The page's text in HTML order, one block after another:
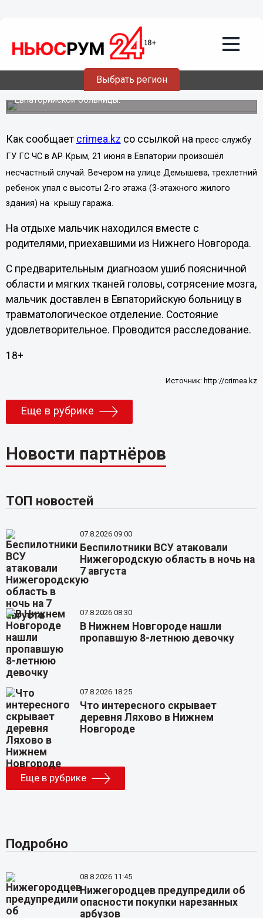
Выбрать регион
Трехлетний нижегородец, отдыхавший
с родителями в Евпатории, выпал из
окна второго этажа
Ребенок доставлен в травматологическое отделение
Евпаторийской больницы.
Как сообщает crimea.kz со ссылкой на пресс-службу
ГУ ГС ЧС в АР Крым, 21 июня в Евпатории произошёл
несчастный случай. Вечером на улице Демышева, трехлетний
ребенок упал с высоты 2-го этажа (3-этажного жилого
здания) на крышу гаража.
На отдыхе мальчик находился вместе с
родителями, приехавшими из Нижнего Новгорода.
С предварительным диагнозом ушиб поясничной
области и мягких тканей головы, сотрясение мозга,
мальчик доставлен в Евпаторийскую больницу в
травматологическое отделение. Состояние
удовлетворительное. Проводится расследование.
18+
Источник: http://crimea.kz
Еще в рубрике
Новости партнёров
ТОП новостей
07.8.2026 09:00
Беспилотники ВСУ атаковали
Нижегородскую область в ночь на
7 августа
07.8.2026 08:30
В Нижнем Новгороде нашли
пропавшую 8-летнюю девочку
07.8.2026 18:25
Что интересного скрывает
деревня Ляхово в Нижнем
Новгороде
Еще в рубрике
Подробно
08.8.2026 11:45
Нижегородцев предупредили об
опасности покупки нарезанных
арбузов